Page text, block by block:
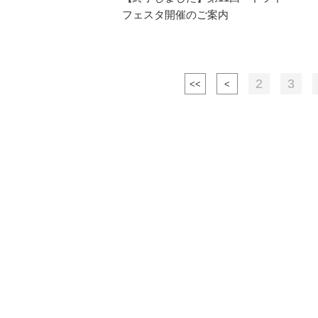
フェスタ開催のご案内
2 3